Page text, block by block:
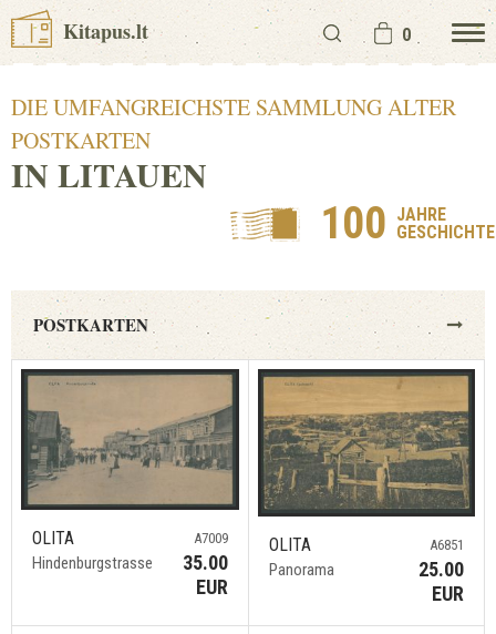
Kitapus.lt 0
DIE UMFANGREICHSTE SAMMLUNG ALTER
POSTKARTEN
IN LITAUEN
100 JAHRE
GESCHICHTE
POSTKARTEN
OLITA
Hindenburgstrasse
A7009
35.00
EUR
OLITA
Panorama
A6851
25.00
EUR